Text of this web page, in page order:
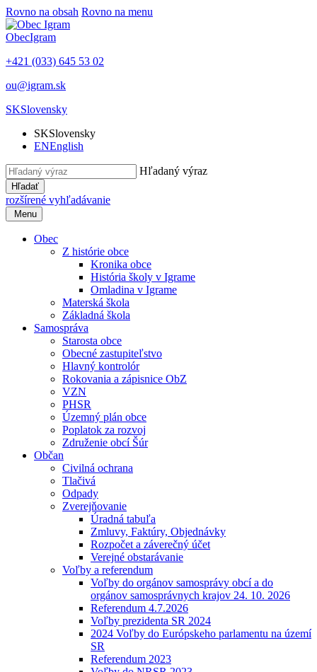
Rovno na obsah Rovno na menu
ObecIgram
+421 (033) 645 53 02
ou@igram.sk
SKSlovensky
SKSlovensky
ENEnglish
Hľadaný výraz
Hľadať
rozšírené vyhľadávanie
Menu
Obec
Z histórie obce
Kronika obce
História školy v Igrame
Omladina v Igrame
Materská škola
Základná škola
Samospráva
Starosta obce
Obecné zastupiteľstvo
Hlavný kontrolór
Rokovania a zápisnice ObZ
VZN
PHSR
Územný plán obce
Poplatok za rozvoj
Združenie obcí Šúr
Občan
Civilná ochrana
Tlačivá
Odpady
Zverejňovanie
Úradná tabuľa
Zmluvy, Faktúry, Objednávky
Rozpočet a záverečný účet
Verejné obstarávanie
Voľby a referendum
Voľby do orgánov samosprávy obcí a do
orgánov samosprávnych krajov 24. 10. 2026
Referendum 4.7.2026
Voľby prezidenta SR 2024
2024 Voľby do Európskeho parlamentu na území
SR
Referendum 2023